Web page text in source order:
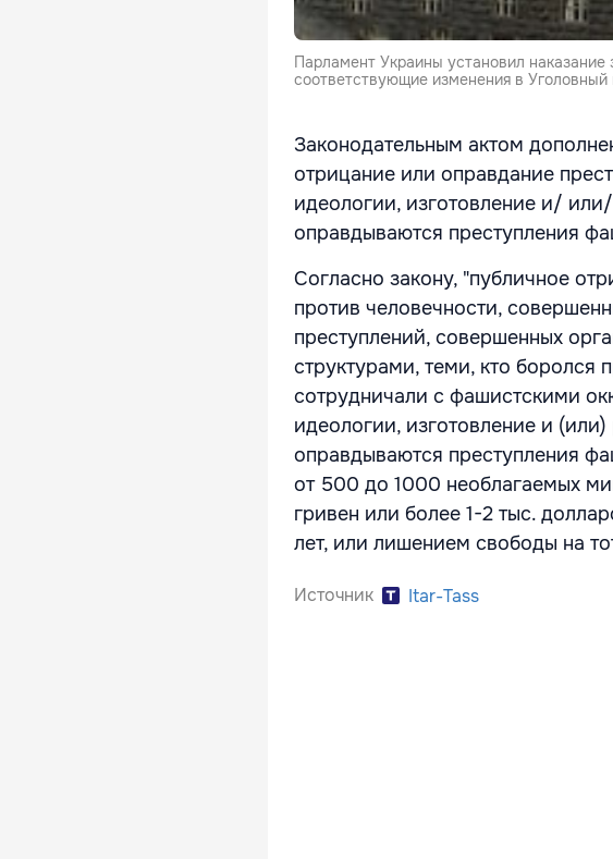
Парламент Украины установил
соответствующие изменения в Уголовный
Законодательным актом
отрицание или оправдание
идеологии, изготовление и/
оправдываются преступления
Согласно закону, "публичное
против человечности,
преступлений, совершенных
структурами, теми, кто боролся
сотрудничали с фашистскими
идеологии, изготовление и
оправдываются преступления
от 500 до 1000 необлагаемых
гривен или более 1-2 тыс.
лет, или лишением свободы на
Источник Itar-Tass